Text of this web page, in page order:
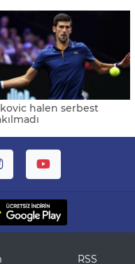
halen serbest
RSS